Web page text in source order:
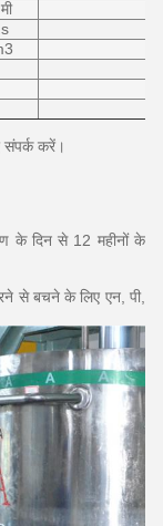
करें।
के दिन से 12 महीनों के
से बचने के लिए एन, पी,